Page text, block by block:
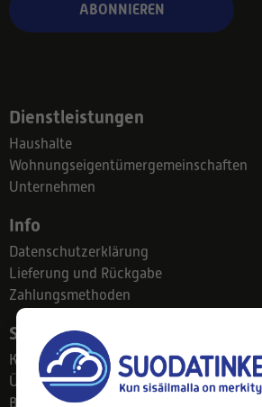
ABONNIEREN
Dienstleistungen
Haushalte
Wohnungseigentümergemeinschaften
Unternehmen
Info
Datenschutzerklärung
Lieferung und Rückgabe
Zahlungsmethoden
Suodatinkeskus
Kontakt
Über uns
Blog